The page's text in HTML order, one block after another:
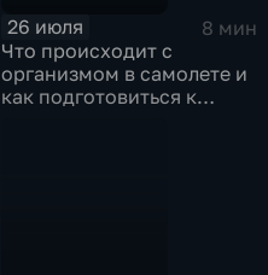
26 июля
8 мин
Что происходит с
организмом в самолете и
как подготовиться к